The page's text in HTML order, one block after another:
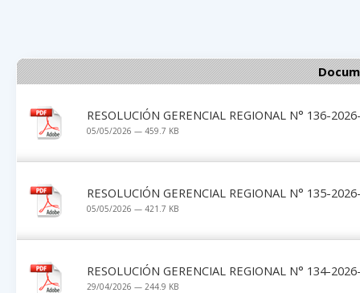
RESOLUCIÓN GERENCIAL REGIONAL N° 136-
05/05/2026 — 459.7 KB
RESOLUCIÓN GERENCIAL REGIONAL N° 135-
05/05/2026 — 421.7 KB
RESOLUCIÓN GERENCIAL REGIONAL N° 134-
29/04/2026 — 244.9 KB